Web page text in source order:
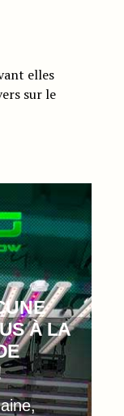
elles
sur le
À LA